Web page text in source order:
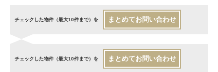
チェックした物件（最大10件まで）を まとめてお問い合わせ
チェックした物件（最大10件まで）を まとめてお問い合わせ